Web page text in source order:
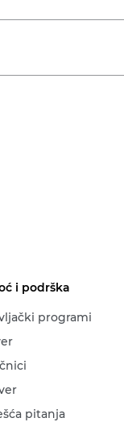
i podrška
programi
pitanja